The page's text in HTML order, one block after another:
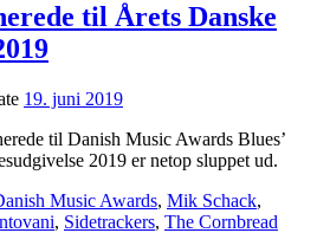
til Årets Danske
19. juni 2019
til Danish Music Awards Blues’
2019 er netop sluppet ud.
Music Awards, Mik Schack,
, Sidetrackers, The Cornbread